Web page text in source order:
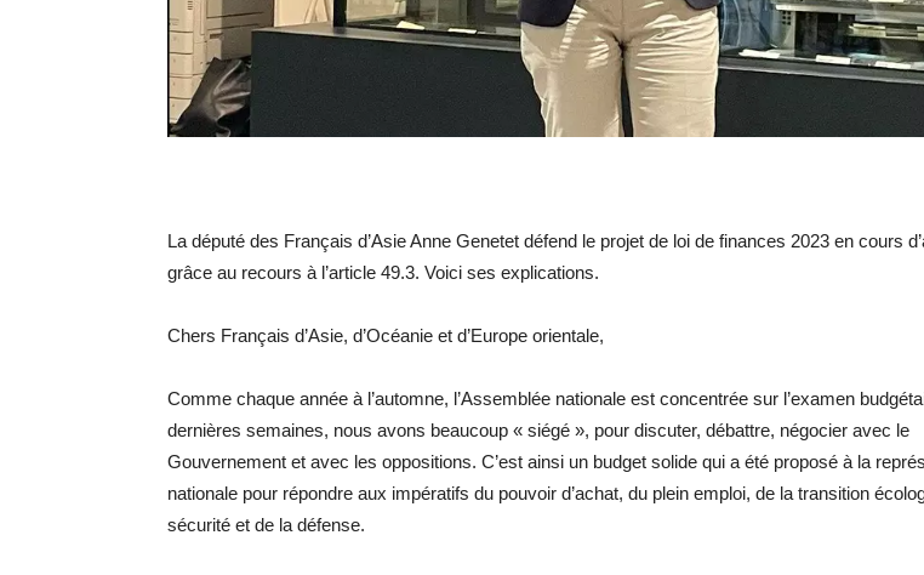
La député des Français d’Asie Anne Genetet défend le projet de loi de finances 2023 en cours
grâce au recours à l’article 49.3. Voici ses explications.
Chers Français d’Asie, d’Océanie et d’Europe orientale,
Comme chaque année à l’automne, l’Assemblée nationale est concentrée sur l’examen
dernières semaines, nous avons beaucoup « siégé », pour discuter, débattre, négocier avec le
Gouvernement et avec les oppositions. C’est ainsi un budget solide qui a été proposé à la
nationale pour répondre aux impératifs du pouvoir d’achat, du plein emploi, de la transition
sécurité et de la défense.